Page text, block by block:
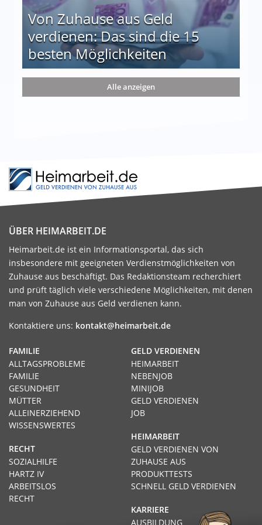
Von Zuhause aus Geld
verdienen: Das sind die 15
besten Möglichkeiten
die 15 besten Möglichkeiten
Alle anzeigen
ÜBER HEIMARBEIT.DE
Heimarbeit.de ist ein Informationsportal, das sich
insbesondere mit geeigneten Verdienstmöglichkeiten von
Zuhause aus beschäftigt. Das Redaktionsteam recherchiert
und prüft täglich viele verschiedene Möglichkeiten, mit denen
man von Zuhause aus Geld verdienen kann.
Kontaktiere uns: kontakt@heimarbeit.de
GELD VERDIENEN
HEIMARBEIT
NEBENJOB
MINIJOB
GELD VERDIENEN
JOB
HEIMARBEIT
GELD VERDIENEN VON
ZUHAUSE AUS
PRODUKTTESTS
SCHNELL GELD VERDIENEN
KARRIERE
AUSBILDUNG
FAMILIE
ALLTAGSPROBLEME
FAMILIE
GESUNDHEIT
MÜTTER
ALLEINERZIEHEND
WISSENSWERTES
RECHT
SOZIALHILFE
HARTZ IV
ARBEITSLOS
RECHT